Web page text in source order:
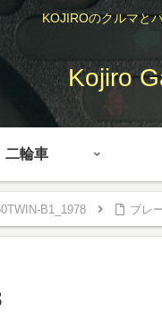
KOJIROのクルマと
Kojiro
二輪車
B1_1978 ブレ